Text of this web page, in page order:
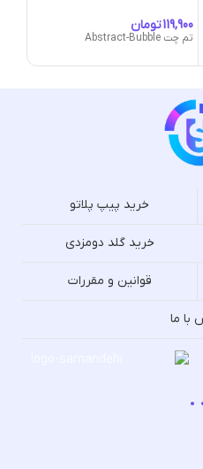
تومان
تم چت Abstract-Bubble
خرید پیپ پلاتو
خرید گلد دومزدی
قوانین و مقررات
با ما